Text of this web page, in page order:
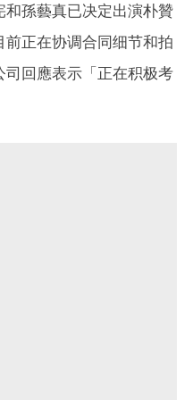
孫藝真已决定出演朴贊
正在协调合同细节和拍
回應表示「正在积极考